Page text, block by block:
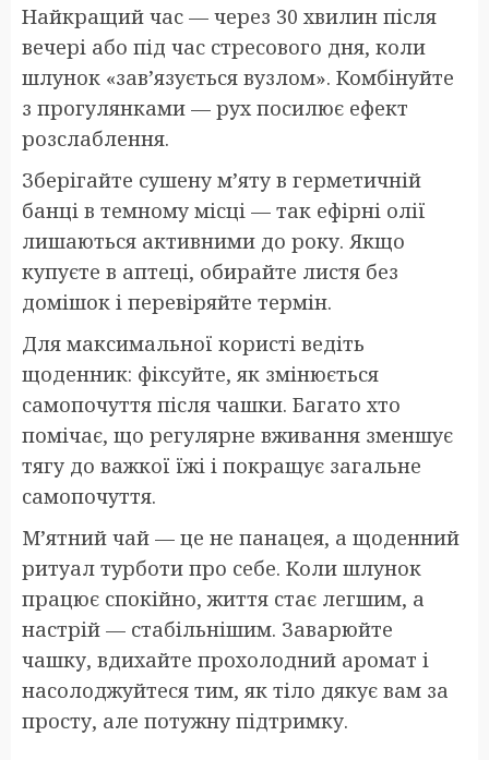
Найкращий час — через 30 хвилин після
вечері або під час стресового дня, коли
шлунок «зав’язується вузлом». Комбінуйте
з прогулянками — рух посилює ефект
розслаблення.
Зберігайте сушену м’яту в герметичній
банці в темному місці — так ефірні олії
лишаються активними до року. Якщо
купуєте в аптеці, обирайте листя без
домішок і перевіряйте термін.
Для максимальної користі ведіть
щоденник: фіксуйте, як змінюється
самопочуття після чашки. Багато хто
помічає, що регулярне вживання зменшує
тягу до важкої їжі і покращує загальне
самопочуття.
М’ятний чай — це не панацея, а щоденний
ритуал турботи про себе. Коли шлунок
працює спокійно, життя стає легшим, а
настрій — стабільнішим. Заварюйте
чашку, вдихайте прохолодний аромат і
насолоджуйтеся тим, як тіло дякує вам за
просту, але потужну підтримку.